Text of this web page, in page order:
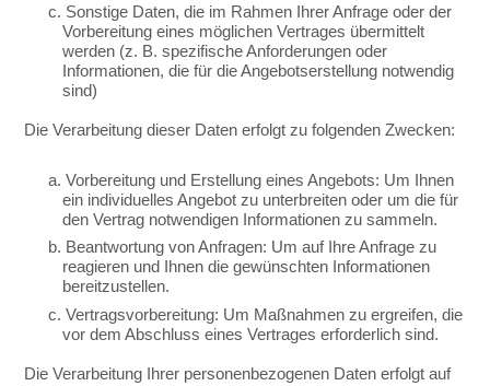
c. Sonstige Daten, die im Rahmen Ihrer Anfrage oder der
Vorbereitung eines möglichen Vertrages übermittelt
werden (z. B. spezifische Anforderungen oder
Informationen, die für die Angebotserstellung notwendig
sind)
Die Verarbeitung dieser Daten erfolgt zu folgenden Zwecken:
a. Vorbereitung und Erstellung eines Angebots: Um Ihnen
ein individuelles Angebot zu unterbreiten oder um die für
den Vertrag notwendigen Informationen zu sammeln.
b. Beantwortung von Anfragen: Um auf Ihre Anfrage zu
reagieren und Ihnen die gewünschten Informationen
bereitzustellen.
c. Vertragsvorbereitung: Um Maßnahmen zu ergreifen, die
vor dem Abschluss eines Vertrages erforderlich sind.
Die Verarbeitung Ihrer personenbezogenen Daten erfolgt auf